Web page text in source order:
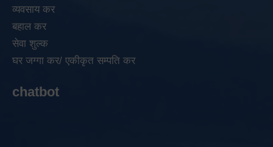
व्यवसाय कर
बहाल कर
सेवा शुल्क
घर जग्गा कर/ एकीकृत सम्पति कर
chatbot